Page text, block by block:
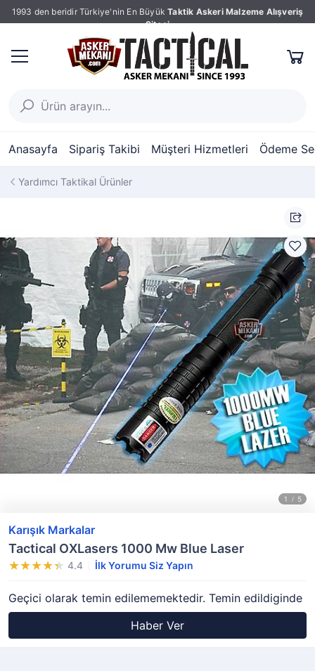
1993 den beridir Türkiye'nin En Büyük Taktik Askeri Malzeme Alışveriş
Sitesi
Anasayfa Sipariş Takibi Müşteri Hizmetleri Ödeme
Yardımcı Taktikal Ürünler
Karışık Markalar
Tactical OXLasers 1000 Mw Blue Laser
4.4 İlk Yorumu Siz Yapın
Geçici olarak temin edilememektedir. Temin edildiginde
Haber Ver